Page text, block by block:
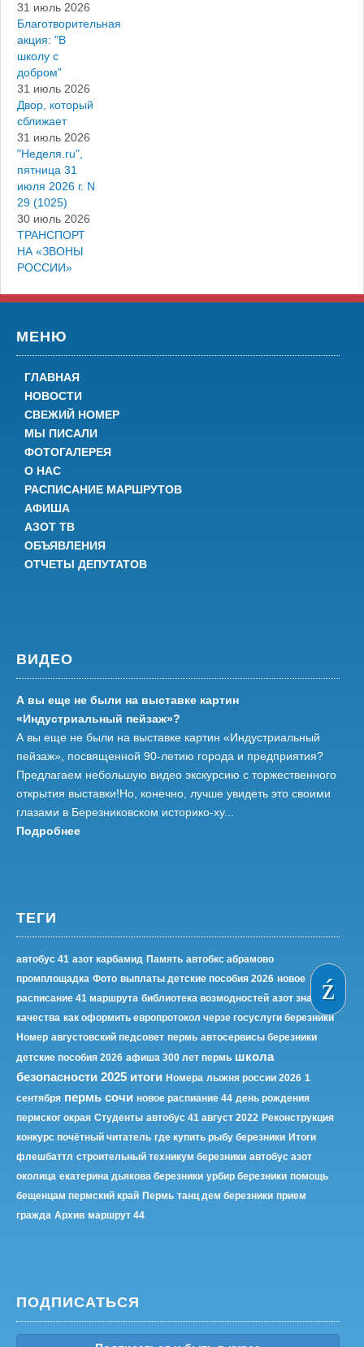
31 июль 2026
Благотворительная
акция: "В
школу с
добром"
31 июль 2026
Двор, который
сближает
31 июль 2026
"Неделя.ru",
пятница 31
июля 2026 г. N
29 (1025)
30 июль 2026
ТРАНСПОРТ
НА «ЗВОНЫ
РОССИИ»
МЕНЮ
ГЛАВНАЯ
НОВОСТИ
СВЕЖИЙ НОМЕР
МЫ ПИСАЛИ
ФОТОГАЛЕРЕЯ
О НАС
РАСПИСАНИЕ МАРШРУТОВ
АФИША
АЗОТ ТВ
ОБЪЯВЛЕНИЯ
ОТЧЕТЫ ДЕПУТАТОВ
ВИДЕО
А вы еще не были на выставке картин
«Индустриальный пейзаж»?
А вы еще не были на выставке картин «Индустриальный
пейзаж», посвященной 90-летию города и предприятия?
Предлагаем небольшую видео экскурсию с торжественного
открытия выставки!Но, конечно, лучше увидеть это своими
глазами в Березниковском историко-ху...
Подробнее
ТЕГИ
автобус 41 азот карбамид Память автобкс абрамово
промплощадка Фото выплаты детские пособия 2026 новое
расписание 41 маршрута библиотека возмодностей азот знак
качества как оформить европротокол черзе госуслуги березники
Номер августовский педсовет пермь автосервисы березники
детские пособия 2026 афиша 300 лет пермь школа
безопасности 2025 итоги Номера лыжня россии 2026 1
сентября пермь сочи новое распиание 44 день рождения
пермског окрая Студенты автобус 41 август 2022 Реконструкция
конкурс почётный читатель где купить рыбу березники Итоги
флешбаттл строительный техникум березники автобус азот
околица екатерина дьякова березники урбир березники помощь
бещенцам пермский край Пермь танц дем березники прием
гражда Архив маршрут 44
ПОДПИСАТЬСЯ